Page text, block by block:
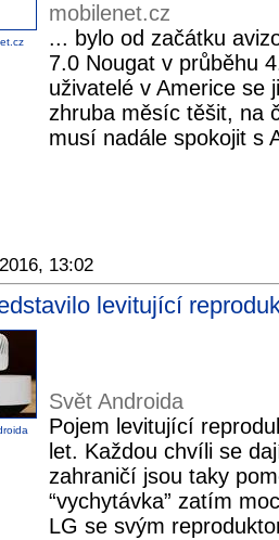
mobilenet.cz
... bylo od začátku
7.0 Nougat v průběhu
uživatelé v Americe se
zhruba měsíc těšit, na
musí nadále spokojit s
13:02
levitující
Svět Androida
Pojem levitující
let. Každou chvíli se
zahraničí jsou taky
“vychytávka” zatím
LG se svým